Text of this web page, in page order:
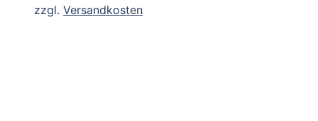
zzgl. Versandkosten